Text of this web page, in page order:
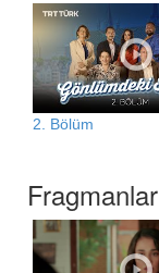
2. Bölüm
Fragmanlar